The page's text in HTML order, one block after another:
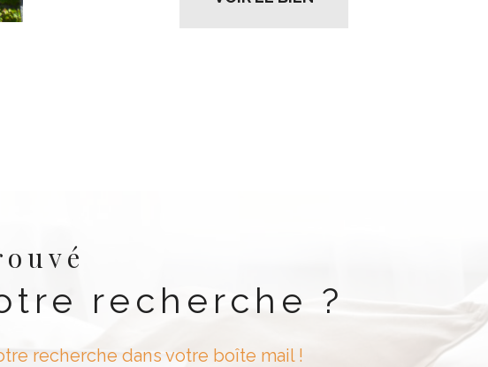
recherche ?
recherche dans votre boîte mail !